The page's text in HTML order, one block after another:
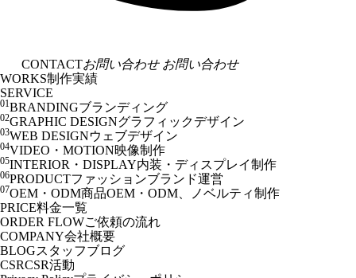
CONTACTお問い合わせ お問い合わせ
WORKS制作実績
SERVICE
01BRANDINGブランディング
02GRAPHIC DESIGNグラフィックデザイン
03WEB DESIGNウェブデザイン
04VIDEO・MOTION映像制作
05INTERIOR・DISPLAY内装・ディスプレイ制作
06PRODUCTファッションブランド運営
07OEM・ODM商品OEM・ODM、ノベルティ制作
PRICE料金一覧
ORDER FLOWご依頼の流れ
COMPANY会社概要
BLOGスタッフブログ
CSRCSR活動